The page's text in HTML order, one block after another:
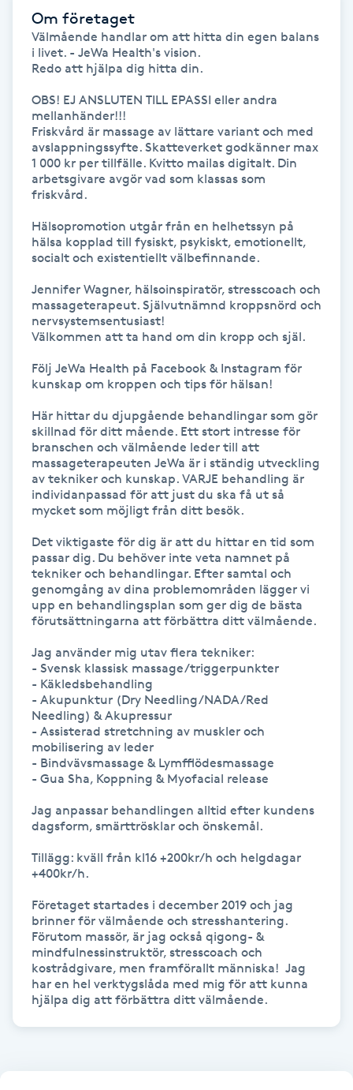
Gravidyoga
Gruppträning
Gua Sha-massage
Hatha Yoga
Headspa
Herrklippning
HIFU
Hot Stone Massage
Hot yoga
Hudföryngring
Huduppstramning
Hudvård
Hyaluronsyra
Hyperhidros
Hypnos
Hårborttagning
Hårvård
Hälsa
Hälsprickor
Om företaget
Välmående handlar om att hitta din egen balans
i livet. - JeWa Health's vision.
Redo att hjälpa dig hitta din.
OBS! EJ ANSLUTEN TILL EPASSI eller andra
mellanhänder!!!
Friskvård är massage av lättare variant och med
avslappningssyfte. Skatteverket godkänner max
1 000 kr per tillfälle. Kvitto mailas digitalt. Din
arbetsgivare avgör vad som klassas som
friskvård.
Hälsopromotion utgår från en helhetssyn på
hälsa kopplad till fysiskt, psykiskt, emotionellt,
socialt och existentiellt välbefinnande.
Jennifer Wagner, hälsoinspiratör, stresscoach och
massageterapeut. Självutnämnd kroppsnörd och
nervsystemsentusiast!
Välkommen att ta hand om din kropp och själ.
Följ JeWa Health på Facebook & Instagram för
kunskap om kroppen och tips för hälsan!
Här hittar du djupgående behandlingar som gör
skillnad för ditt mående. Ett stort intresse för
branschen och välmående leder till att
massageterapeuten JeWa är i ständig utveckling
av tekniker och kunskap. VARJE behandling är
individanpassad för att just du ska få ut så
mycket som möjligt från ditt besök.
Det viktigaste för dig är att du hittar en tid som
passar dig. Du behöver inte veta namnet på
tekniker och behandlingar. Efter samtal och
genomgång av dina problemområden lägger vi
upp en behandlingsplan som ger dig de bästa
förutsättningarna att förbättra ditt välmående.
Jag använder mig utav flera tekniker:
- Svensk klassisk massage/triggerpunkter
- Käkledsbehandling
- Akupunktur (Dry Needling/NADA/Red
Needling) & Akupressur
- Assisterad stretchning av muskler och
mobilisering av leder
- Bindvävsmassage & Lymfflödesmassage
- Gua Sha, Koppning & Myofacial release
Jag anpassar behandlingen alltid efter kundens
dagsform, smärttrösklar och önskemål.
Tillägg: kväll från kl16 +200kr/h och helgdagar
+400kr/h.
Företaget startades i december 2019 och jag
brinner för välmående och stresshantering.
Förutom massör, är jag också qigong- &
mindfulnessinstruktör, stresscoach och
kostrådgivare, men framförallt människa!  Jag
har en hel verktygslåda med mig för att kunna
hjälpa dig att förbättra ditt välmående.